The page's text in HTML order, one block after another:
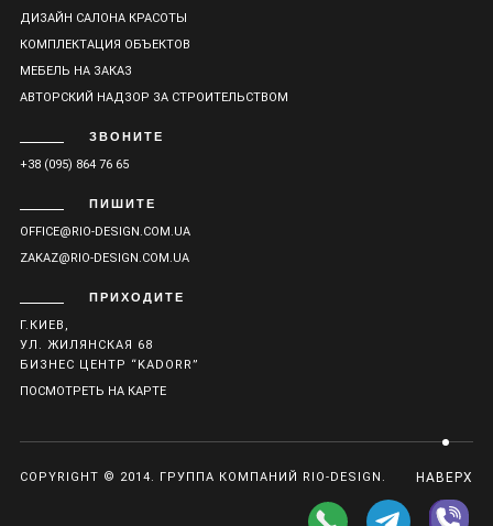
ДИЗАЙН САЛОНА КРАСОТЫ
КОМПЛЕКТАЦИЯ ОБЪЕКТОВ
МЕБЕЛЬ НА ЗАКАЗ
АВТОРСКИЙ НАДЗОР ЗА СТРОИТЕЛЬСТВОМ
ЗВОНИТЕ
+38 (095) 864 76 65
ПИШИТЕ
OFFICE@RIO-DESIGN.COM.UA
ZAKAZ@RIO-DESIGN.COM.UA
ПРИХОДИТЕ
Г.КИЕВ,
УЛ. ЖИЛЯНСКАЯ 68
БИЗНЕС ЦЕНТР “KADORR”
ПОСМОТРЕТЬ НА КАРТЕ
COPYRIGHT © 2014. ГРУППА КОМПАНИЙ RIO-DESIGN. НАВЕРХ